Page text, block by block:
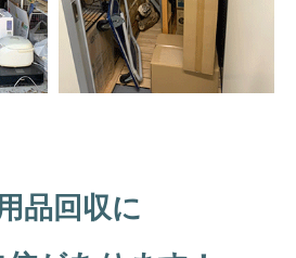
品回収に